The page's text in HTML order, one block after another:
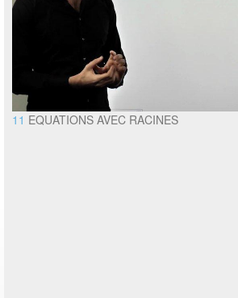
11 EQUATIONS AVEC RACINES